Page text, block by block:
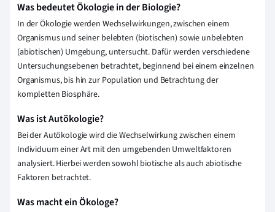
Was bedeutet Ökologie in der Biologie?
In derÖkologiewerden Wechselwirkungen, zwischen einem
Organismus und seiner belebten (biotischen) sowie unbelebten
(abiotischen) Umgebung, untersucht. Dafür werden verschiedene
Untersuchungsebenen betrachtet, beginnend bei einem einzelnen
Organismus, bis hin zur Population und Betrachtung der
kompletten Biosphäre.
Was ist Autökologie?
Bei der Autökologie wird die Wechselwirkung zwischen einem
Individuum einer Art mit den umgebenden Umweltfaktoren
analysiert. Hierbei werden sowohl biotische als auch abiotische
Faktoren betrachtet.
Was macht ein Ökologe?